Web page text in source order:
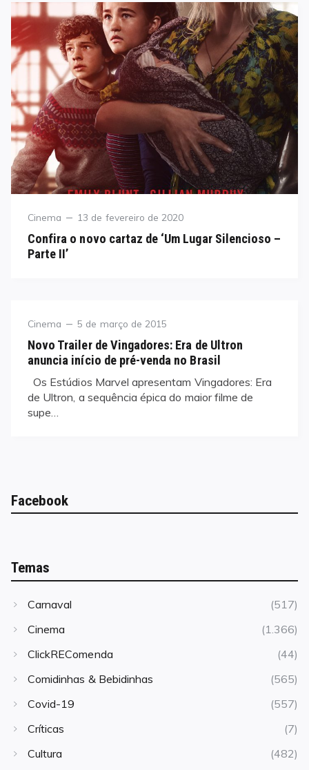
Category
Cinema
Posted
13 de fevereiro de 2020
Confira o novo cartaz de ‘Um Lugar Silencioso –
Parte II’
Category
Cinema
Posted
5 de março de 2015
Novo Trailer de Vingadores: Era de Ultron
anuncia início de pré-venda no Brasil
Os Estúdios Marvel apresentam Vingadores: Era
de Ultron, a sequência épica do maior filme de
supe…
Facebook
Temas
Carnaval
(517)
Cinema
(1.366)
ClickREComenda
(44)
Comidinhas & Bebidinhas
(565)
Covid-19
(557)
Críticas
(7)
Cultura
(482)